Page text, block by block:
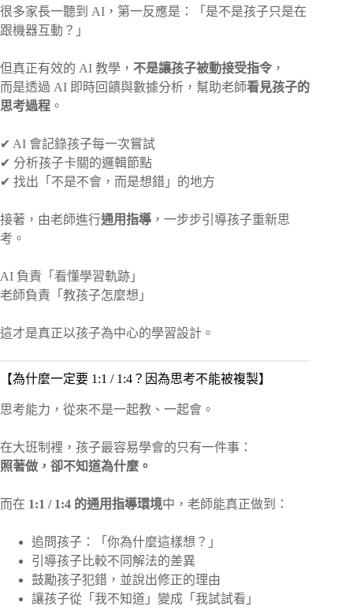
很多家長一聽到 AI，第一反應是：「是不是孩子只是在
跟機器互動？」
但真正有效的 AI 教學， 不是讓孩子被動接受指令 ，
而是透過 AI 即時回饋與數據分析，幫助老師看見孩子的
思考過程 。
✔ AI 會記錄孩子每一次嘗試
✔ 分析孩子卡關的邏輯節點
✔ 找出「不是不會，而是想錯」的地方
接著，由老師進行通用指導 ，一步步引導孩子重新思
考。
AI 負責「看懂學習軌跡」
老師負責「教孩子怎麼想」
這才是真正以孩子為中心的學習設計。
【為什麼一定要 1:1 / 1:4？因為思考不能被複製】
思考能力，從來不是一起教、一起會。
在大班制裡，孩子最容易學會的只有一件事：
照著做，卻不知道為什麼。
而在 1:1 / 1:4 的通用指導環境中，老師能真正做到：
追問孩子：「你為什麼這樣想？」
引導孩子比較不同解法的差異
鼓勵孩子犯錯，並說出修正的理由
讓孩子從「我不知道」變成「我試試看」